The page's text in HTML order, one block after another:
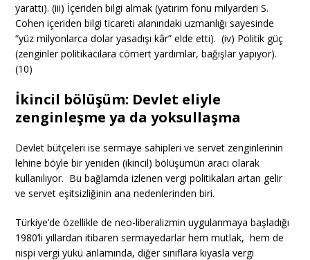
yarattı). (iii) İçeriden bilgi almak (yatırım fonu milyarderi S.
Cohen içeriden bilgi ticareti alanındaki uzmanlığı sayesinde
“yüz milyonlarca dolar yasadışı kâr” elde etti). (iv) Politik güç
(zenginler politikacılara cömert yardımlar, bağışlar yapıyor).
(10)
İkincil bölüşüm: Devlet eliyle
zenginleşme ya da yoksullaşma
Devlet bütçeleri ise sermaye sahipleri ve servet zenginlerinin
lehine böyle bir yeniden (ikincil) bölüşümün aracı olarak
kullanılıyor. Bu bağlamda izlenen vergi politikaları artan gelir
ve servet eşitsizliğinin ana nedenlerinden biri.
Türkiye’de özellikle de neo-liberalizmin uygulanmaya başladığı
1980’li yıllardan itibaren sermayedarlar hem mutlak, hem de
nispi vergi yükü anlamında, diğer sınıflara kıyasla vergi